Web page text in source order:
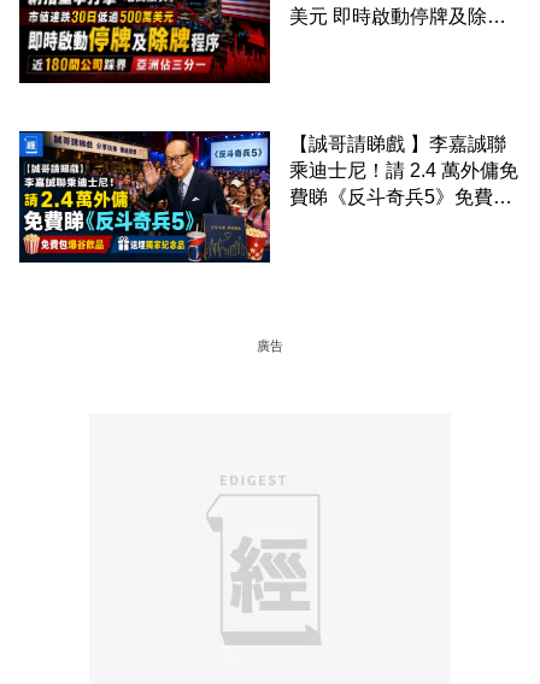
美元 即時啟動停牌及除牌
【誠哥請睇戲 】李嘉誠聯
乘迪士尼！請 2.4 萬外傭免
費睇《反斗奇兵5》免費包
廣告